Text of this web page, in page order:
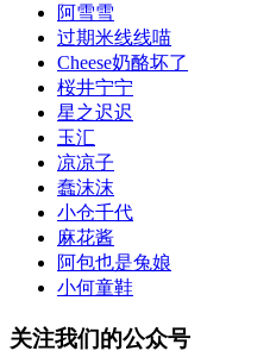
阿雪雪
过期米线线喵
Cheese奶酪坏了
桜井宁宁
星之迟迟
玉汇
凉凉子
蠢沫沫
小仓千代
麻花酱
阿包也是兔娘
小何童鞋
关注我们的公众号